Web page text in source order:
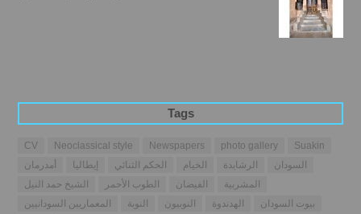
Tags
CV Neoclassical style Newspapers photo gallery
Suakin
أمدرمان
إيطاليا الحكم الثنائي الخيام الرشايدة
السودان
الشيخ حمد النيل
الطوب الأحمر الفيضان
المشربية
المعماريين السودانيين
النوبة النوبيون الهدندوة
بيوت السودان